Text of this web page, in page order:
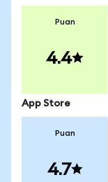
Puan
4.4
App Store
Puan
4.7